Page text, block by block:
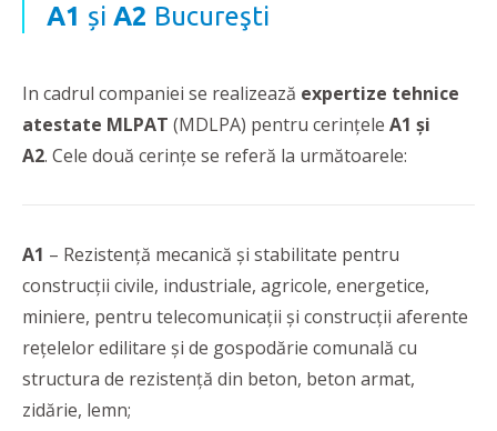
A1 și A2 Bucureşti
In cadrul companiei se realizează expertize tehnice
atestate MLPAT (MDLPA) pentru cerințele A1 și
A2. Cele două cerințe se referă la următoarele:
A1 – Rezistență mecanică și stabilitate pentru
construcții civile, industriale, agricole, energetice,
miniere, pentru telecomunicații și construcții aferente
rețelelor edilitare și de gospodărie comunală cu
structura de rezistență din beton, beton armat,
zidărie, lemn;